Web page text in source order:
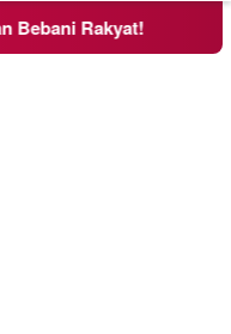
Rakyat!